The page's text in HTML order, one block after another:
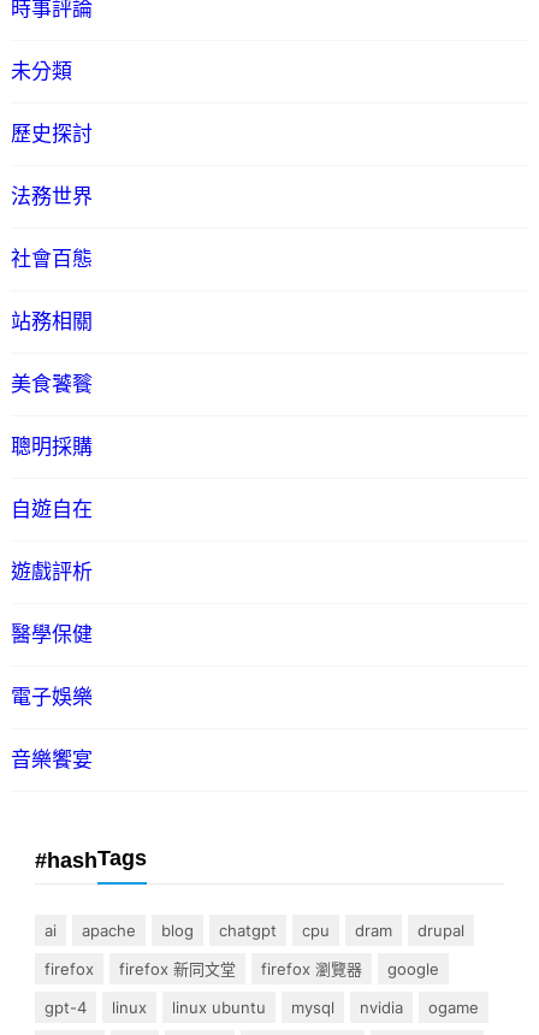
時事評論
未分類
歷史探討
法務世界
社會百態
站務相關
美食饕餮
聰明採購
自遊自在
遊戲評析
醫學保健
電子娛樂
音樂饗宴
#hashTags
ai apache blog chatgpt cpu dram
drupal
firefox
firefox 新同文堂 firefox 瀏覽器
google
gpt-4
linux linux ubuntu mysql nvidia
ogame